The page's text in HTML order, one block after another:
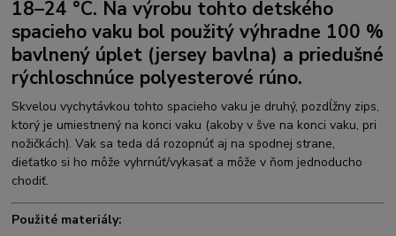
18–24 °C. Na výrobu tohto detského
spacieho vaku bol použitý výhradne 100 %
bavlnený úplet (jersey bavlna) a priedušné
rýchloschnúce polyesterové rúno.
Skvelou vychytávkou tohto spacieho vaku je druhý, pozdĺžny zips,
ktorý je umiestnený na konci vaku (akoby v šve na konci vaku, pri
nožičkách). Vak sa teda dá rozopnúť aj na spodnej strane,
dieťatko si ho môže vyhrnúť/vykasať a môže v ňom jednoducho
chodiť.
Použité materiály: